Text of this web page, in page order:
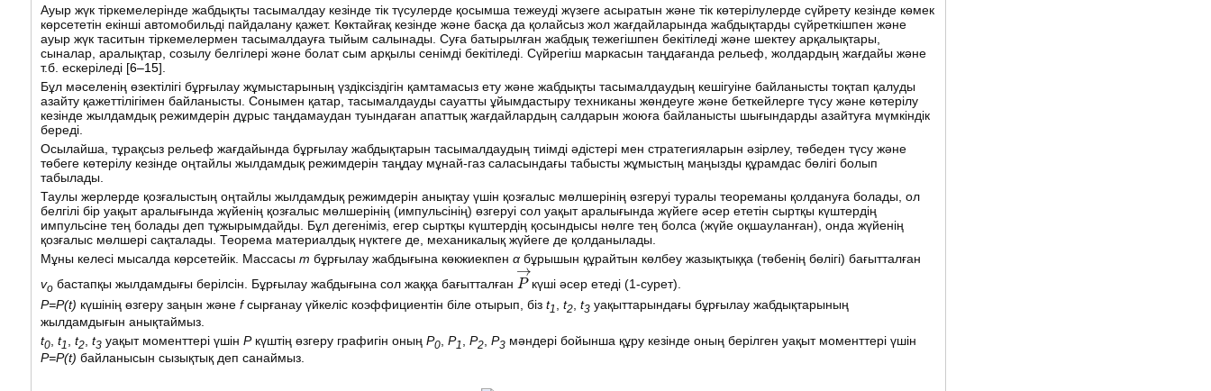
Ауыр жүк тіркемелерінде жабдықты тасымалдау кезінде тік түсулерде қосымша тежеуді жүзеге асыратын және тік көтерілулерде сүйрету кезінде көмек
көрсететін екінші автомобильді пайдалану қажет. Көктайғақ кезінде және басқа да қолайсыз жол жағдайларында жабдықтарды сүйреткішпен және
ауыр жүк таситын тіркемелермен тасымалдауға тыйым салынады. Суға батырылған жабдық тежегішпен бекітіледі және шектеу арқалықтары,
сыналар, аралықтар, созылу белгілері және болат сым арқылы сенімді бекітіледі. Сүйрегіш маркасын таңдағанда рельеф, жолдардың жағдайы және
т.б. ескеріледі [6–15].
Бұл мәселенің өзектілігі бұрғылау жұмыстарының үздіксіздігін қамтамасыз ету және жабдықты тасымалдаудың кешігуіне байланысты тоқтап қалуды
азайту қажеттілігімен байланысты. Сонымен қатар, тасымалдауды сауатты ұйымдастыру техниканы жөндеуге және беткейлерге түсу және көтерілу
кезінде жылдамдық режимдерін дұрыс таңдамаудан туындаған апаттық жағдайлардың салдарын жоюға байланысты шығындарды азайтуға мүмкіндік
береді.
Осылайша, тұрақсыз рельеф жағдайында бұрғылау жабдықтарын тасымалдаудың тиімді әдістері мен стратегияларын әзірлеу, төбеден түсу және
төбеге көтерілу кезінде оңтайлы жылдамдық режимдерін таңдау мұнай-газ саласындағы табысты жұмыстың маңызды құрамдас бөлігі болып
табылады.
Таулы жерлерде қозғалыстың оңтайлы жылдамдық режимдерін анықтау үшін қозғалыс мөлшерінің өзгеруі туралы теореманы қолдануға болады, ол
белгілі бір уақыт аралығында жүйенің қозғалыс мөлшерінің (импульсінің) өзгеруі сол уақыт аралығында жүйеге әсер ететін сыртқы күштердің
импульсіне тең болады деп тұжырымдайды. Бұл дегеніміз, егер сыртқы күштердің қосындысы нөлге тең болса (жүйе оқшауланған), онда жүйенің
қозғалыс мөлшері сақталады. Теорема материалдық нүктеге де, механикалық жүйеге де қолданылады.
Мұны келесі мысалда көрсетейік. Массасы m бұрғылау жабдығына көкжиекпен αбұрышын құрайтын көлбеу жазықтыққа (төбенің бөлігі) бағытталған
vo бастапқы жылдамдығы берілсін. Бұрғылау жабдығына сол жаққа бағытталған P→күші әсер етеді (1-сурет).
P=P(t) күшінің өзгеру заңын және fсырғанау үйкеліс коэффициентін біле отырып, біз t1 , t2, t3уақыттарындағы бұрғылау жабдықтарының
жылдамдығын анықтаймыз.
t0, t1 t2, t3уақыт моменттері үшін Р күштің өзгеру графигін оның Р0, Р1 Р2, Р3мәндері бойынша құру кезінде оның берілген уақыт моменттері үшін
P=P(t) байланысын сызықтық деп санаймыз.